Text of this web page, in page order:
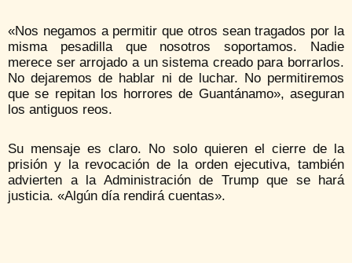
«Nos negamos a permitir que otros sean tragados por la
misma pesadilla que nosotros soportamos. Nadie
merece ser arrojado a un sistema creado para borrarlos.
No dejaremos de hablar ni de luchar. No permitiremos
que se repitan los horrores de Guantánamo», aseguran
los antiguos reos.
Su mensaje es claro. No solo quieren el cierre de la
prisión y la revocación de la orden ejecutiva, también
advierten a la Administración de Trump que se hará
justicia. «Algún día rendirá cuentas».